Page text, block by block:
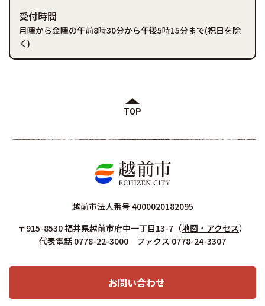
受付時間
月曜から金曜の午前8時30分から午後5時15分まで(祝日を除
く)
TOP
越前市法人番号 4000020182095
〒915-8530 福井県越前市府中一丁目13-7 （地図・アクセス）
代表電話 0778-22-3000 ファクス 0778-24-3307
お問い合わせ